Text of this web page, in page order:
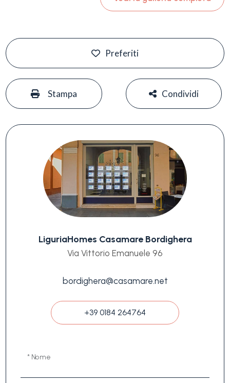
Preferiti
Stampa Condividi
LiguriaHomes Casamare Bordighera
Via Vittorio Emanuele 96
bordighera@casamare.net
+39 0184 264764
* Nome